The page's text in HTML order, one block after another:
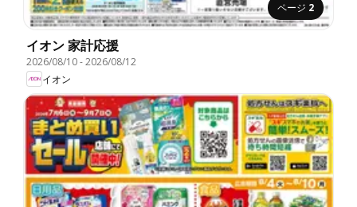
ページ 2
イオン 家計応援
2026/08/10-2026/08/12
イオン